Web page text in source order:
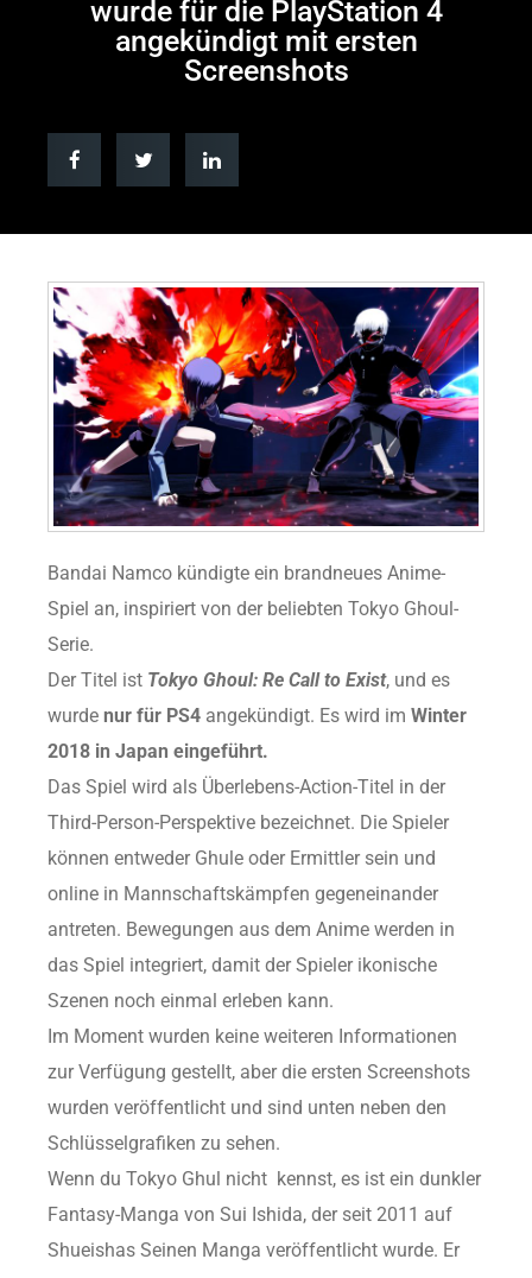
wurde für die PlayStation 4
angekündigt mit ersten
Screenshots
Bandai Namco kündigte ein brandneues Anime-
Spiel an, inspiriert von der beliebten Tokyo Ghoul-
Serie.
Der Titel ist Tokyo Ghoul: Re Call to Exist, und es
wurde nur für PS4 angekündigt. Es wird im Winter
2018 in Japan eingeführt.
Das Spiel wird als Überlebens-Action-Titel in der
Third-Person-Perspektive bezeichnet. Die Spieler
können entweder Ghule oder Ermittler sein und
online in Mannschaftskämpfen gegeneinander
antreten. Bewegungen aus dem Anime werden in
das Spiel integriert, damit der Spieler ikonische
Szenen noch einmal erleben kann.
Im Moment wurden keine weiteren Informationen
zur Verfügung gestellt, aber die ersten Screenshots
wurden veröffentlicht und sind unten neben den
Schlüsselgrafiken zu sehen.
Wenn du Tokyo Ghul nicht kennst, es ist ein dunkler
Fantasy-Manga von Sui Ishida, der seit 2011 auf
Shueishas Seinen Manga veröffentlicht wurde. Er